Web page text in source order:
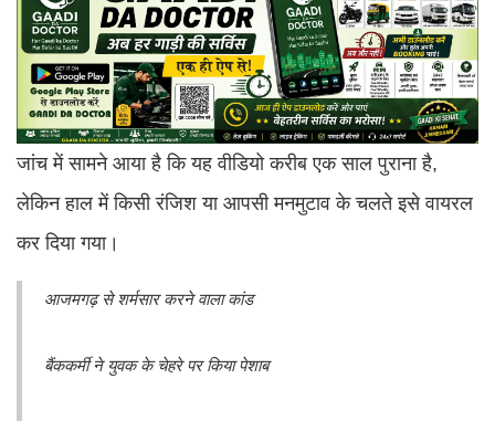
जांच में सामने आया है कि यह वीडियो करीब एक साल पुराना है,
लेकिन हाल में किसी रंजिश या आपसी मनमुटाव के चलते इसे वायरल
कर दिया गया।
आजमगढ़ से शर्मसार करने वाला कांड
बैंककर्मी ने युवक के चेहरे पर किया पेशाब